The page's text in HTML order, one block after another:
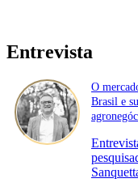
Entrevista
O
Brasil e